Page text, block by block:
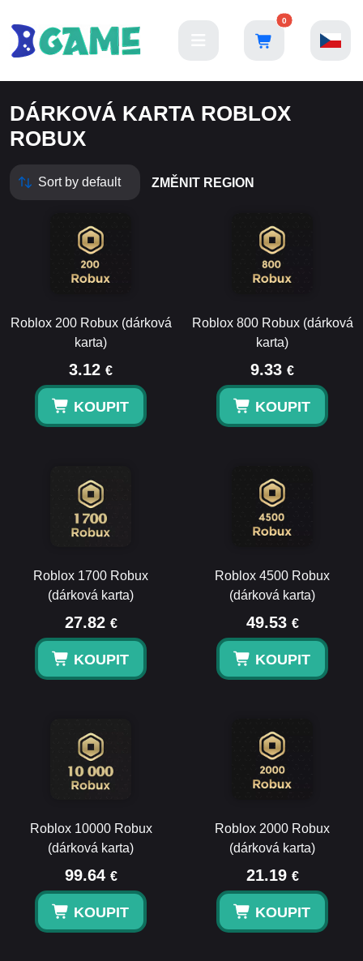
0
DÁRKOVÁ KARTA ROBLOX
ROBUX
ZMĚNIT REGION
Roblox 200 Robux (dárková
karta)
3.12 €
KOUPIT
Roblox 800 Robux (dárková
karta)
9.33 €
KOUPIT
Roblox 1700 Robux
(dárková karta)
27.82 €
KOUPIT
Roblox 4500 Robux
(dárková karta)
49.53 €
KOUPIT
Roblox 10000 Robux
(dárková karta)
99.64 €
KOUPIT
Roblox 2000 Robux
(dárková karta)
21.19 €
KOUPIT